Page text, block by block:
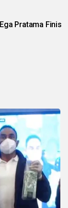
Pratama Finis